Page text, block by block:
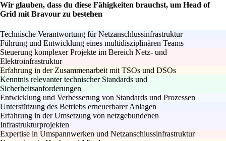
Wir glauben, dass du diese Fähigkeiten brauchst, um Head of
Grid mit Bravour zu bestehen
Technische Verantwortung für Netzanschlussinfrastruktur
Führung und Entwicklung eines multidisziplinären Teams
Steuerung komplexer Projekte im Bereich Netz- und
Elektroinfrastruktur
Erfahrung in der Zusammenarbeit mit TSOs und DSOs
Kenntnis relevanter technischer Standards und
Sicherheitsanforderungen
Entwicklung und Verbesserung von Standards und Prozessen
Unterstützung des Betriebs erneuerbarer Anlagen
Erfahrung in der Umsetzung von netzgebundenen
Infrastrukturprojekten
Expertise in Umspannwerken und Netzanschlussinfrastruktur